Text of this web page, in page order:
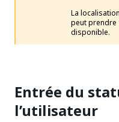
La
peut prendre
disponible.
Entrée du
l’utilisateur